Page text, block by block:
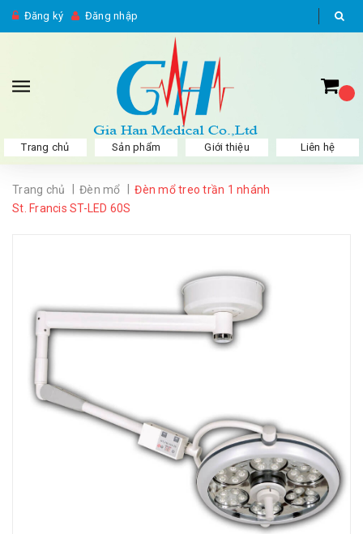
Đăng ký Đăng nhập
Trang chủ Sản phẩm Giới thiệu Liên hệ
Trang chủ Đèn mổ
Đèn mổ treo trần 1 nhánh
St. Francis ST-LED 60S